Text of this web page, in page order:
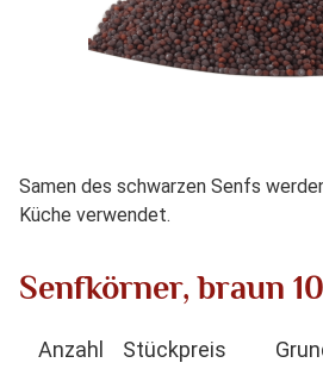
Samen des schwarzen Senfs
Küche verwendet.
Senfkörner, braun
Anzahl Stückpreis